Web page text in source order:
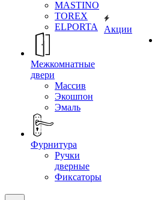
MASTINO
TOREX
ELPORTA
Межкомнатные
двери
Массив
Экошпон
Эмаль
Фурнитура
Ручки
дверные
Фиксаторы
Акции